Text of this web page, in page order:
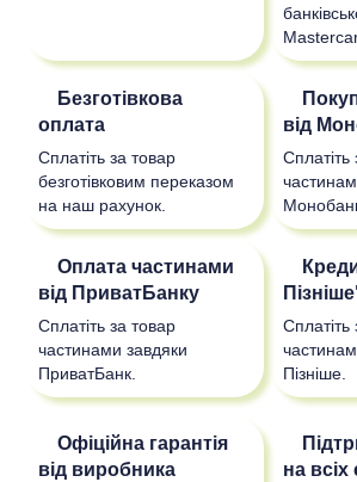
Безготівкова
оплата
Сплатіть за товар
безготівковим переказом
на наш рахунок.
від
Сплатіть
Оплата частинами
від ПриватБанку
Сплатіть за товар
частинами завдяки
ПриватБанк.
Сплатіть
Пізніше.
Офіційна гарантія
від виробника
на всіх